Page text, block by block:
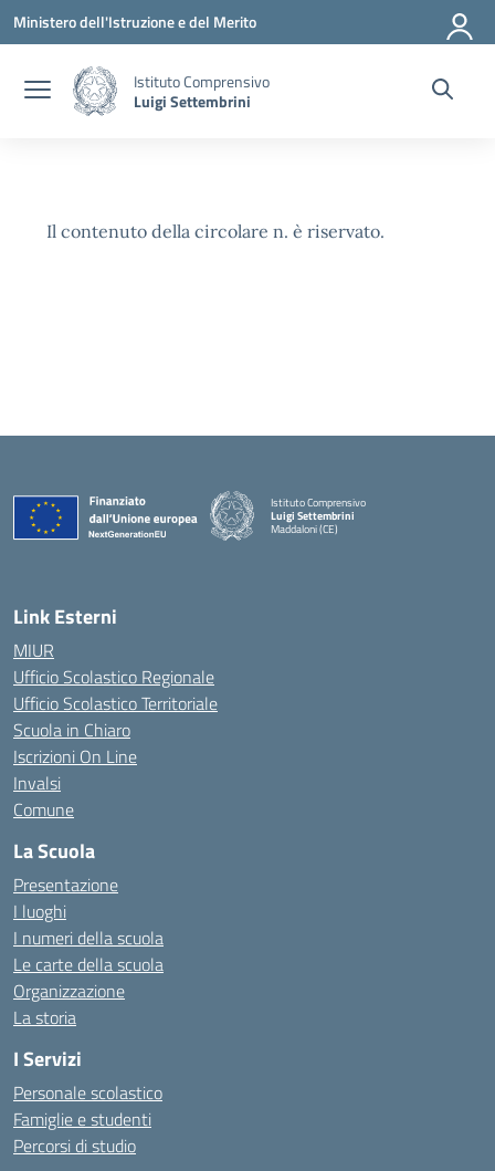
Vai ai contenuti
Vai al menu di navigazione
Vai al footer
Ministero dell'Istruzione e del Merito
Istituto Comprensivo
Luigi Settembrini
Il contenuto della circolare n. è riservato.
Istituto Comprensivo
Luigi Settembrini
Maddaloni (CE)
Link Esterni
MIUR
Ufficio Scolastico Regionale
Ufficio Scolastico Territoriale
Scuola in Chiaro
Iscrizioni On Line
Invalsi
Comune
La Scuola
Presentazione
I luoghi
I numeri della scuola
Le carte della scuola
Organizzazione
La storia
I Servizi
Personale scolastico
Famiglie e studenti
Percorsi di studio